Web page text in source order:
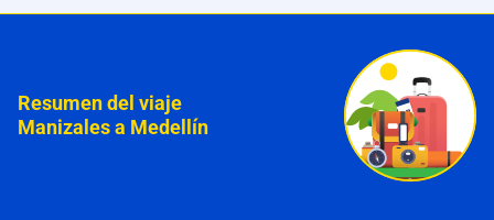
Resumen del viaje
Manizales a Medellín